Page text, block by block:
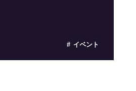
イベント